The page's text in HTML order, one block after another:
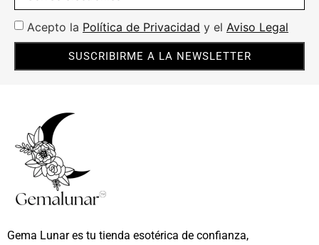
Acepto la Política de Privacidad y el Aviso Legal
SUSCRIBIRME A LA NEWSLETTER
Gema Lunar es tu tienda esotérica de confianza,